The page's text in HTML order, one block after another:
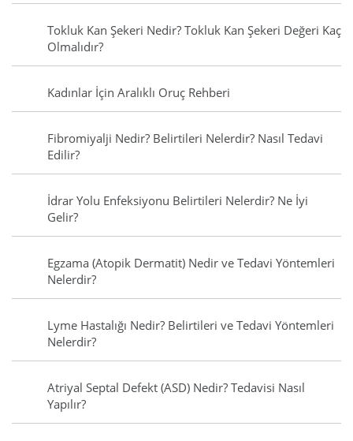
Tokluk Kan Şekeri Nedir? Tokluk Kan Şekeri Değeri Kaç
Olmalıdır?
Kadınlar İçin Aralıklı Oruç Rehberi
Fibromiyalji Nedir? Belirtileri Nelerdir? Nasıl Tedavi
Edilir?
İdrar Yolu Enfeksiyonu Belirtileri Nelerdir? Ne İyi
Gelir?
Egzama (Atopik Dermatit) Nedir ve Tedavi Yöntemleri
Nelerdir?
Lyme Hastalığı Nedir? Belirtileri ve Tedavi Yöntemleri
Nelerdir?
Atriyal Septal Defekt (ASD) Nedir? Tedavisi Nasıl
Yapılır?